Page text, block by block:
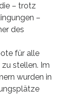
– trotz
–
des
für alle
stellen. Im
wurden in